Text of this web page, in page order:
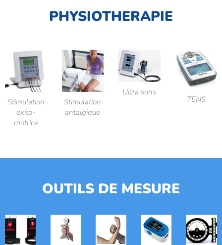
PHYSIOTHERAPIE
Stimulation
exito-
motrice
Stimulation
antalgique
Ultra sons
TENS
OUTILS DE MESURE